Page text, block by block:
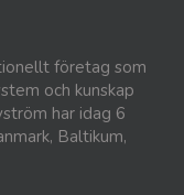
företag som
och kunskap
har idag 6
Baltikum,